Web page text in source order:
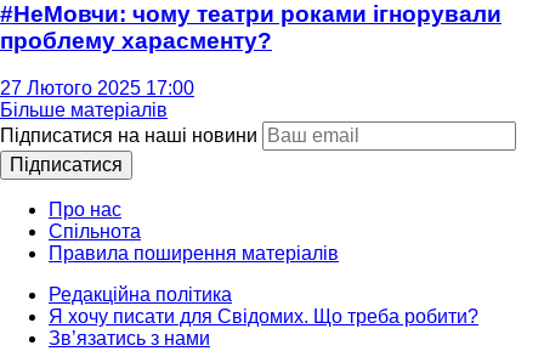
#НеМовчи: чому театри роками ігнорували
проблему харасменту?
27 Лютого 2025 17:00
Більше матеріалів
Підписатися на наші новини
Підписатися
Про нас
Спільнота
Правила поширення матеріалів
Редакційна політика
Я хочу писати для Свідомих. Що треба робити?
Зв’язатись з нами